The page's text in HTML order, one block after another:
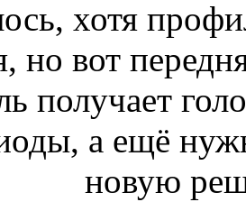
хотя
но вот
получает
а ещё
новую